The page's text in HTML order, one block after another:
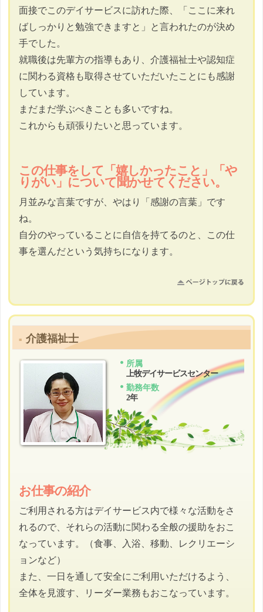
面接でこのデイサービスに訪れた際、「ここに来れ
ばしっかりと勉強できますと」と言われたのが決め
手でした。
就職後は先輩方の指導もあり、介護福祉士や認知症
に関わる資格も取得させていただいたことにも感謝
しています。
まだまだ学ぶべきことも多いですね。
これからも頑張りたいと思っています。
この仕事をして「嬉しかったこと」「や
りがい」について聞かせてください。
月並みな言葉ですが、やはり「感謝の言葉」です
ね。
自分のやっていることに自信を持てるのと、この仕
事を選んだという気持ちになります。
介護福祉士
所属
上牧デイサービスセンター
勤務年数
2年
お仕事の紹介
ご利用される方はデイサービス内で様々な活動をさ
れるので、それらの活動に関わる全般の援助をおこ
なっています。（食事、入浴、移動、レクリエーシ
ョンなど）
また、一日を通して安全にご利用いただけるよう、
全体を見渡す、リーダー業務もおこなっています。